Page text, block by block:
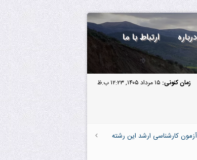
درباره ارتباط با ما
زمان کنونی: ۱۵ مرداد ۱۴۰۵, ۱۲:۲۳ ب.ظ
کارشناسی ارشد این رشته